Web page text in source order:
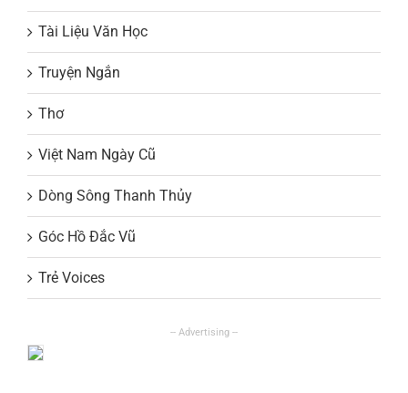
Tài Liệu Văn Học
Truyện Ngắn
Thơ
Việt Nam Ngày Cũ
Dòng Sông Thanh Thủy
Góc Hồ Đắc Vũ
Trẻ Voices